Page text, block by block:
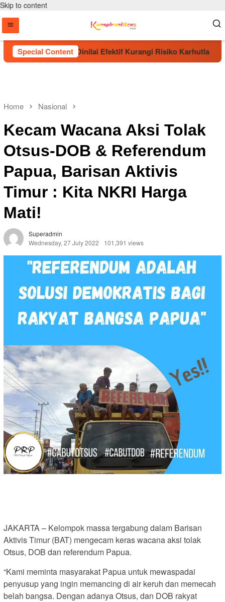
Skip to content
Special Content
Pohon Dinilai Efektif Kurangi Risiko Karhutla
Home Nasional
Kecam Wacana Aksi Tolak
Otsus-DOB & Referendum
Papua, Barisan Aktivis
Timur : Kita NKRI Harga
Mati!
Superadmin
Wednesday, 27 July 2022
101,391 views
JAKARTA – Kelompok massa tergabung dalam Barisan
Aktivis Timur (BAT) mengecam keras wacana aksi tolak
Otsus, DOB dan referendum Papua.
“Kami meminta masyarakat Papua untuk mewaspadai
penyusup yang ingin memancing di air keruh dan memecah
belah bangsa. Dengan adanya Otsus, dan DOB rakyat